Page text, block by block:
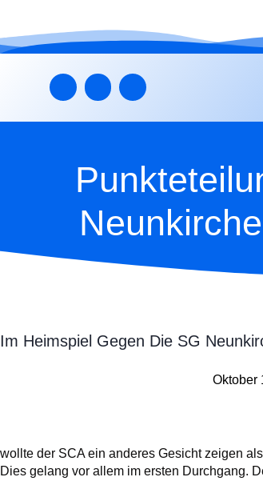
Im Heimspiel Gegen Die SG
Oktober
wollte der SCA ein anderes Gesicht zeigen
Dies gelang vor allem im ersten Durchgang.